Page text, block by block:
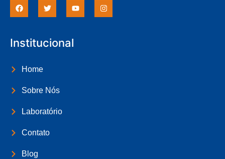
Institucional
Home
Sobre Nós
Laboratório
Contato
Blog